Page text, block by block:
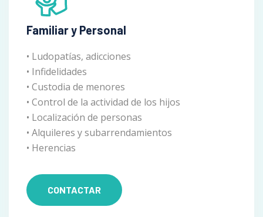
Familiar y Personal
• Ludopatías, adicciones
• Infidelidades
• Custodia de menores
• Control de la actividad de los hijos
• Localización de personas
• Alquileres y subarrendamientos
• Herencias
CONTACTAR